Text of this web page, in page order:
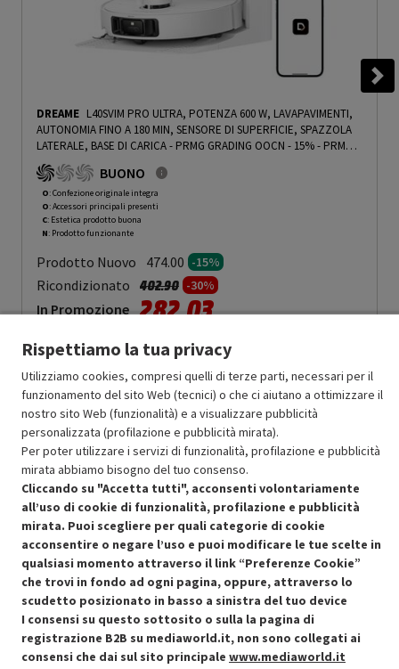
DREAME L40SVIM PRO ULTRA, POTENZA 600 W, LAVAPAVIMENTI,
AUTONOMIA FINO A 180 MIN, SENSORE DI SUPERFICIE, SPAZZOLA
LATERALE, BASE DI CARICA - PRMG GRADING OOCN - 15%- PRMG
GRADING OOCN - 15%
BUONO
O: Confezione originale integra
O: Accessori principali presenti
C: Estetica prodotto buona
N: Prodotto funzionante
Prodotto Nuovo 474.00 -15%
Ricondizionato Prezzo ridotto da
402.90a-30%
In Promozione 282.03
Aggiungi al carrello
SCONTO RICONDIZIONATI
Approfitta dello sconto del 30% sul prodotto ricondizionato.
Condizioni generali di vendita
Cookie Policy
Preferenze cookie
Recedere dal contratto qui
Rispettiamo la tua privacy
Utilizziamo cookies, compresi quelli di terze parti, necessari per il
funzionamento del sito Web (tecnici) o che ci aiutano a ottimizzare il
nostro sito Web (funzionalità) e a visualizzare pubblicità
personalizzata (profilazione e pubblicità mirata).
Per poter utilizzare i servizi di funzionalità, profilazione e pubblicità
mirata abbiamo bisogno del tuo consenso.
Cliccando su "Accetta tutti", acconsenti volontariamente
all’uso di cookie di funzionalità, profilazione e pubblicità
mirata. Puoi scegliere per quali categorie di cookie
acconsentire o negare l’uso e puoi modificare le tue scelte in
qualsiasi momento attraverso il link “Preferenze Cookie”
che trovi in fondo ad ogni pagina, oppure, attraverso lo
scudetto posizionato in basso a sinistra del tuo device
I consensi su questo sottosito o sulla la pagina di
registrazione B2B su mediaworld.it, non sono collegati ai
consensi che dai sul sito principale www.mediaworld.it